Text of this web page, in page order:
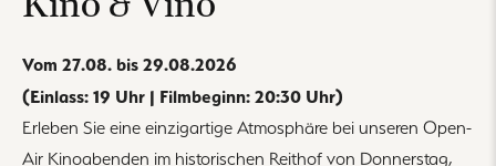
Vom 27.08. bis 29.08.2026
(Einlass: 19 Uhr | Filmbeginn: 20:30 Uhr)
Erleben Sie eine einzigartige Atmosphäre bei unseren Open-
Air Kinoabenden im historischen Reithof von Donnerstag,